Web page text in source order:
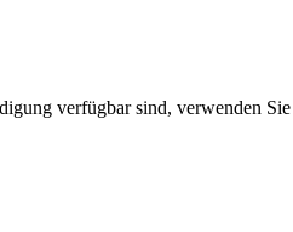
verfügbar sind, verwenden